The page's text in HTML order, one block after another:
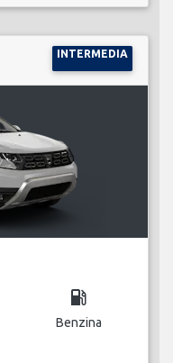
INTERMEDIA
local_gas_station
Benzina